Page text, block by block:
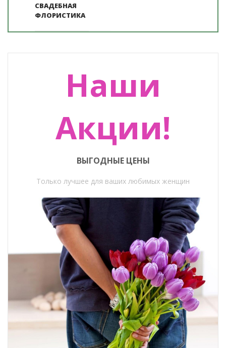
СВАДЕБНАЯ
ФЛОРИСТИКА
Наши
Акции!
ВЫГОДНЫЕ ЦЕНЫ
Только лучшее для ваших любимых женщин